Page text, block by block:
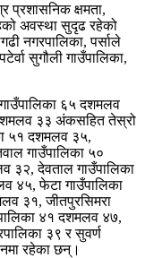
प्रशासनिक क्षमता,
अवस्था सुदृढ रहेको
नगरपालिका, पर्साले
सुगौली गाउँपालिका,
गाउँपालिका ६५ दशमलव
३३ अंकसहित तेस्रो
५१ दशमलव ३५,
गाउँपालिका ५०
३२, देवताल गाउँपालिका
४५, फेटा गाउँपालिका
३१, जीतपुरसिमरा
४१ दशमलव ४७,
३९ र सुवर्ण
रहेका छन्।